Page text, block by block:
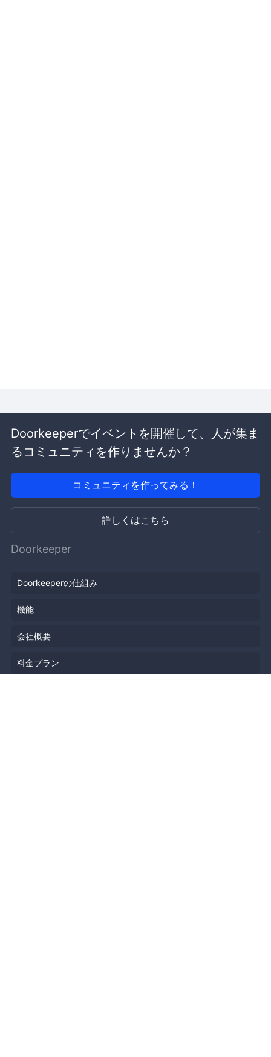
Doorkeeperでイベントを開催して、人が集ま
るコミュニティを作りませんか？
コミュニティを作ってみる！
詳しくはこちら
Doorkeeper
Doorkeeperの仕組み
機能
会社概要
料金プラン